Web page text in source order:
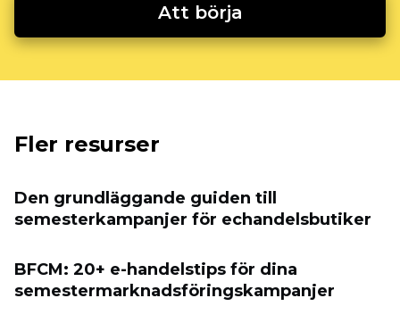
Att börja
Fler resurser
Den grundläggande guiden till
semesterkampanjer för eсhandelsbutiker
BFCM: 20+ e-handelstips för dina
semestermarknadsföringskampanjer